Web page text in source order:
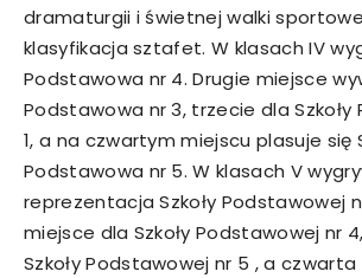
dramaturgii i świetnej walki
klasyfikacja sztafet. W klasach IV
Podstawowa nr 4. Drugie miejsce
Podstawowa nr 3, trzecie dla
1, a na czwartym miejscu plasuje się
Podstawowa nr 5. W klasach V
reprezentacja Szkoły Podstawowej
miejsce dla Szkoły Podstawowej nr
Szkoły Podstawowej nr 5 , a